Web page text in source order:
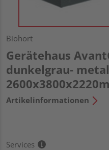
Biohort
Gerätehaus
dunkelgrau-
Artikelinformationen
Services